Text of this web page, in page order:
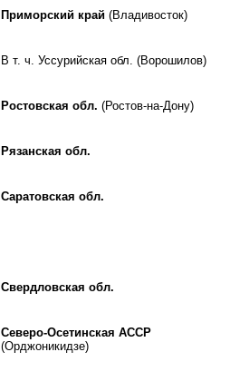
Приморский край (Владивосток)
В т. ч. Уссурийская обл. (Ворошилов)
Ростовская обл. (Ростов-на-Дону)
Рязанская обл.
Саратовская обл.
Свердловская обл.
Северо-Осетинская АССР
(Орджоникидзе)